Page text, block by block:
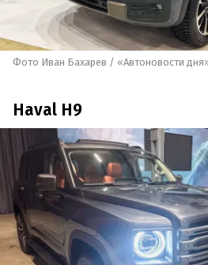
Фото Иван Бахарев / «Автоновости
Haval H9